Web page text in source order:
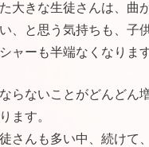
大きな生徒さんは、曲
、と思う気持ちも、子
ャーも半端なくなります
らないことがどんどん
ます。
さんも多い中、続けて